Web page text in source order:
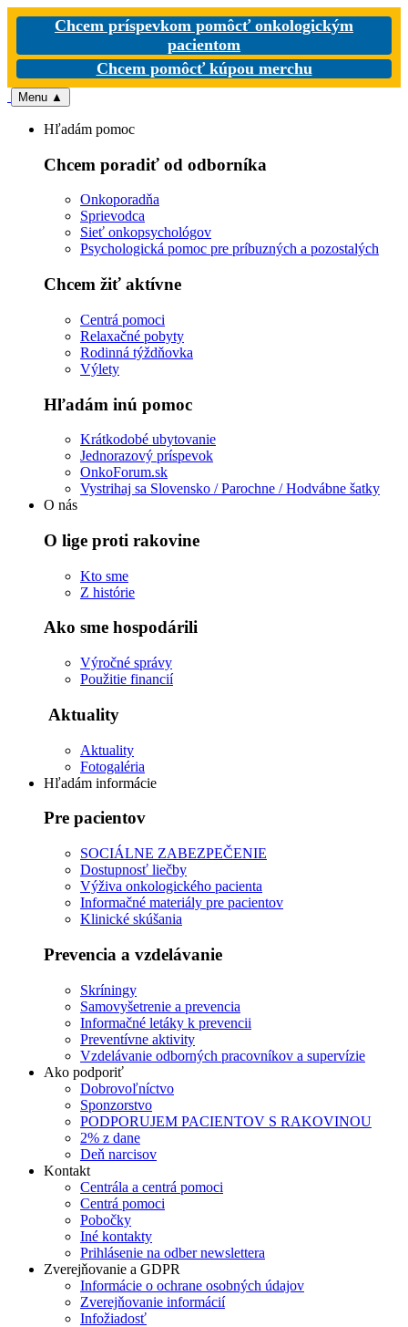
Chcem príspevkom pomôcť onkologickým
pacientom
Chcem pomôcť kúpou merchu
Menu ▲
Hľadám pomoc
Chcem poradiť od odborníka
Onkoporadňa
Sprievodca
Sieť onkopsychológov
Psychologická pomoc pre príbuzných a pozostalých
Chcem žiť aktívne
Centrá pomoci
Relaxačné pobyty
Rodinná týždňovka
Výlety
Hľadám inú pomoc
Krátkodobé ubytovanie
Jednorazový príspevok
OnkoForum.sk
Vystrihaj sa Slovensko / Parochne / Hodvábne šatky
O nás
O lige proti rakovine
Kto sme
Z histórie
Ako sme hospodárili
Výročné správy
Použitie financií
Aktuality
Aktuality
Fotogaléria
Hľadám informácie
Pre pacientov
SOCIÁLNE ZABEZPEČENIE
Dostupnosť liečby
Výživa onkologického pacienta
Informačné materiály pre pacientov
Klinické skúšania
Prevencia a vzdelávanie
Skríningy
Samovyšetrenie a prevencia
Informačné letáky k prevencii
Preventívne aktivity
Vzdelávanie odborných pracovníkov a supervízie
Ako podporiť
Dobrovoľníctvo
Sponzorstvo
PODPORUJEM PACIENTOV S RAKOVINOU
2% z dane
Deň narcisov
Kontakt
Centrála a centrá pomoci
Centrá pomoci
Pobočky
Iné kontakty
Prihlásenie na odber newslettera
Zverejňovanie a GDPR
Informácie o ochrane osobných údajov
Zverejňovanie informácií
Infožiadosť